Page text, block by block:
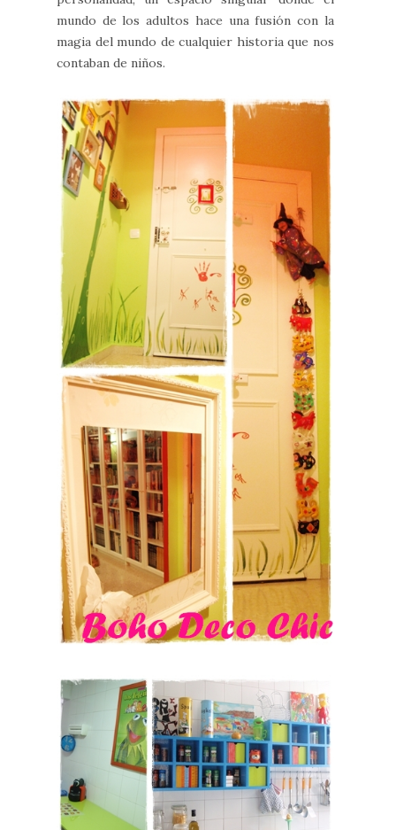
mundo de los adultos hace una fusión con la
magia del mundo de cualquier historia que nos
contaban de niños.